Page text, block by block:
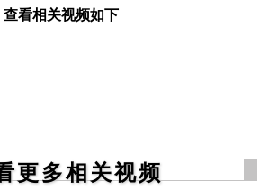
查看相关视频如下
更多相关视频